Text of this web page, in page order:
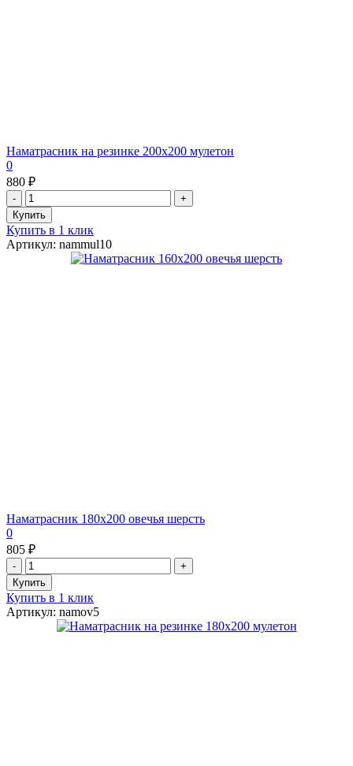
Наматрасник на резинке 200х200 мулетон
0
880 ₽
Купить в 1 клик
Артикул: nammul10
Наматрасник 180х200 овечья шерсть
0
805 ₽
Купить в 1 клик
Артикул: namov5